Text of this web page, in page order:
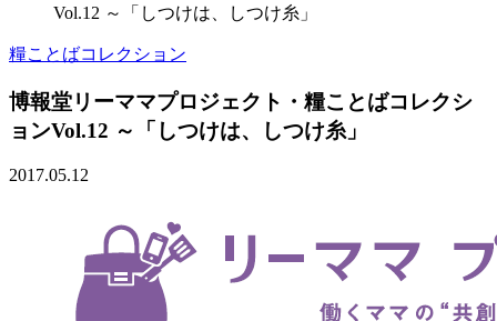
Vol.12 ～「しつけは、しつけ糸」
糧ことばコレクション
博報堂リーママプロジェクト・糧ことばコレクシ
ョンVol.12 ～「しつけは、しつけ糸」
2017.05.12